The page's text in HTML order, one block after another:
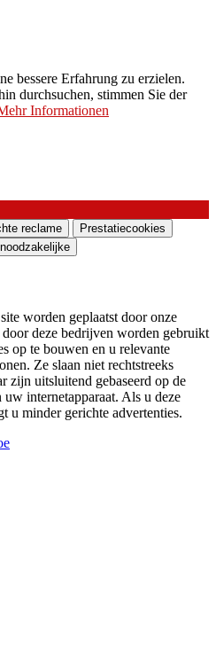
Katalogs
an Ihren
oder Lichtdesign
Schulung zu
(Artikel 7 der EU-
Informationen zur
Daten gelesen
meiner
zustimme.
meiner
kommerzielle oder
Ghidini Lighting Srl zu
bessere Erfahrung zu erzielen.
durchsuchen, stimmen Sie der
Informationen
reclame
Prestatiecookies
worden geplaatst door onze
deze bedrijven worden gebruikt
op te bouwen en u relevante
Ze slaan niet rechtstreeks
zijn uitsluitend gebaseerd op de
internetapparaat. Als u deze
u minder gerichte advertenties.